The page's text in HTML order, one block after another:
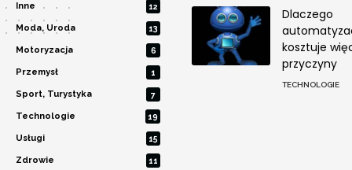
Inne 12
Moda, Uroda 13
Motoryzacja 6
Przemysł 1
Sport, Turystyka 7
Technologie 19
Usługi 15
Zdrowie 11
Dlaczego
kosztuje
przyczyny
TECHNOLOGIE